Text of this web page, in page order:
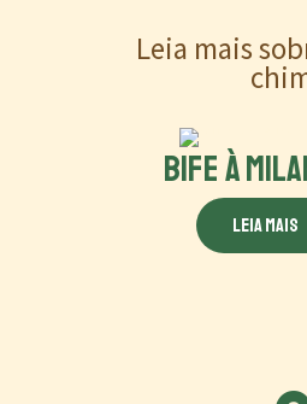
Leia mais
BIFE À
Leia mais